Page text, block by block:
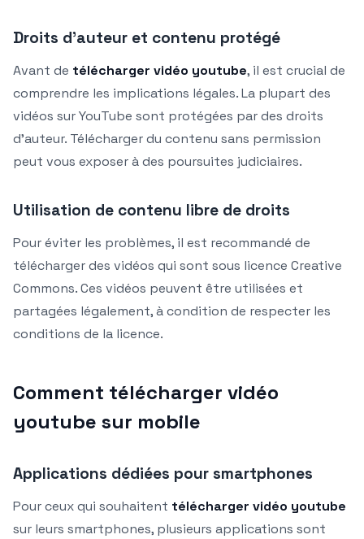
Droits d’auteur et contenu protégé
Avant de télécharger vidéo youtube, il est crucial de
comprendre les implications légales. La plupart des
vidéos sur YouTube sont protégées par des droits
d’auteur. Télécharger du contenu sans permission
peut vous exposer à des poursuites judiciaires.
Utilisation de contenu libre de droits
Pour éviter les problèmes, il est recommandé de
télécharger des vidéos qui sont sous licence Creative
Commons. Ces vidéos peuvent être utilisées et
partagées légalement, à condition de respecter les
conditions de la licence.
Comment télécharger vidéo
youtube sur mobile
Applications dédiées pour smartphones
Pour ceux qui souhaitent télécharger vidéo youtube
sur leurs smartphones, plusieurs applications sont